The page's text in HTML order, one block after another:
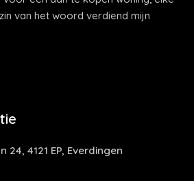
van het woord verdiend mijn
4121 EP, Everdingen